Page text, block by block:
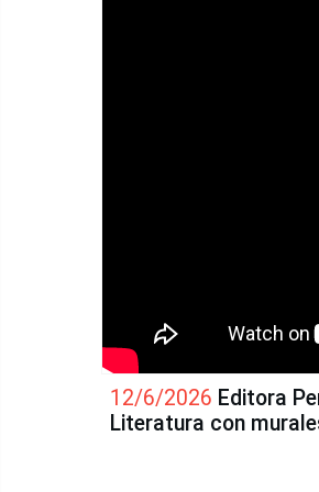
12/6/2026 Editora
Literatura con